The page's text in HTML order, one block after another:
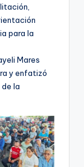
para la
Mares
y enfatizó
la